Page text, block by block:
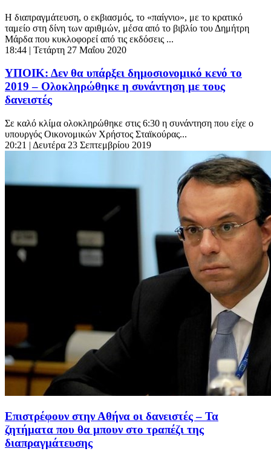
Η διαπραγμάτευση, ο εκβιασμός, το «παίγνιο», με το κρατικό
ταμείο στη δίνη των αριθμών, μέσα από το βιβλίο του Δημήτρη
Μάρδα που κυκλοφορεί από τις εκδόσεις ...
18:44 | Τετάρτη 27 Μαΐου 2020
ΥΠΟΙΚ: Δεν θα υπάρξει δημοσιονομικό κενό το
2019 – Ολοκληρώθηκε η συνάντηση με τους
δανειστές
Σε καλό κλίμα ολοκληρώθηκε στις 6:30 η συνάντηση που είχε ο
υπουργός Οικονομικών Χρήστος Σταϊκούρας...
20:21 | Δευτέρα 23 Σεπτεμβρίου 2019
Επιστρέφουν στην Αθήνα οι δανειστές – Τα
ζητήματα που θα μπουν στο τραπέζι της
διαπραγμάτευσης